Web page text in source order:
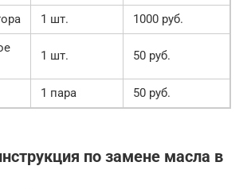
1 шт.
1000 руб.
1 шт. 50 руб.
1 пара 50 руб.
по замене масла в